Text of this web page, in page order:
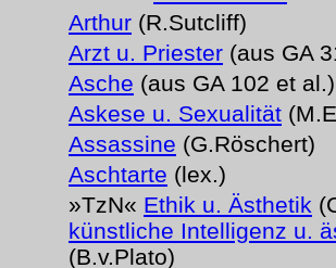
Arthur (R.Sutcliff)
Arzt u. Priester (aus GA
Asche (aus GA 102 et al.)
Askese u. Sexualität
Assassine (G.Röschert)
Aschtarte (lex.)
»TzN« Ethik u. Ästhetik
künstliche Intelligenz u.
(B.v.Plato)